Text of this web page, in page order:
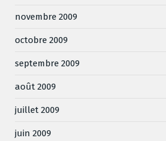
novembre 2009
octobre 2009
septembre 2009
août 2009
juillet 2009
juin 2009